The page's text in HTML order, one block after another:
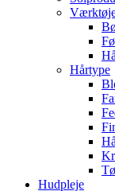
Hårtype
Hudpleje